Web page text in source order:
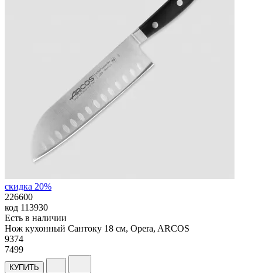
скидка 20%
226600
код 113930
Есть в наличии
Нож кухонный Сантоку 18 см, Opera, ARCOS
9374
7499
КУПИТЬ